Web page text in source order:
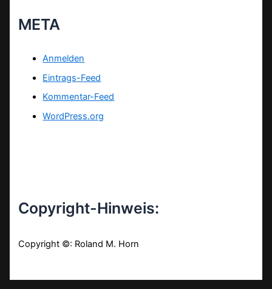
META
Anmelden
Eintrags-Feed
Kommentar-Feed
WordPress.org
Copyright-Hinweis:
Copyright ©: Roland M. Horn